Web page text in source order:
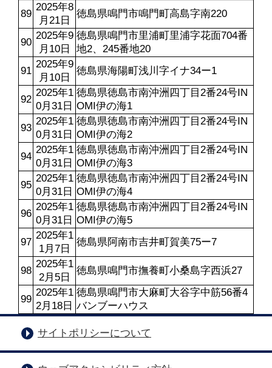
89
2025年8
月21日
徳島県鳴門市鳴門町高島字南220
90
2025年9
月10日
徳島県鳴門市里浦町里浦字花面704番
地2、245番地20
91
2025年9
月10日
徳島県海陽町浅川字イナ34ー1
92
2025年1
0月31日
徳島県徳島市南沖洲四丁目2番24号IN
OMI伊の海1
93
2025年1
0月31日
徳島県徳島市南沖洲四丁目2番24号IN
OMI伊の海2
94
2025年1
0月31日
徳島県徳島市南沖洲四丁目2番24号IN
OMI伊の海3
95
2025年1
0月31日
徳島県徳島市南沖洲四丁目2番24号IN
OMI伊の海4
96
2025年1
0月31日
徳島県徳島市南沖洲四丁目2番24号IN
OMI伊の海5
97
2025年1
1月7日
徳島県阿南市吉井町賀美75ー7
98
2025年1
2月5日
徳島県鳴門市撫養町小桑島字西浜27
99
2025年1
2月18日
徳島県鳴門市大麻町大谷字中筋56番4
バンブーハウス
サイトポリシーについて